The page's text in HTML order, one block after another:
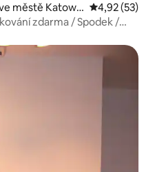
městě Katowic Průměrné
4,92 (53)
zdarma / Spodek /